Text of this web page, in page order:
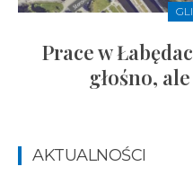
Prace w
głośno,
AKTUALNOŚCI